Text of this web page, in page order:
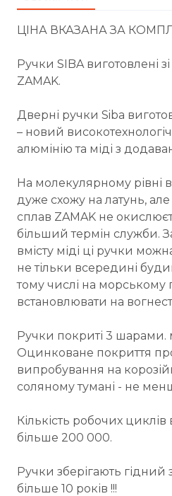
ЦІНА ВКАЗАНА ЗА
Ручки SIBA виготовлені
ZAMAK.
Дверні ручки Siba
– новий
алюмінію та міді з
На молекулярному рівні
дуже схожу на латунь,
сплав ZAMAK не
більший термін служби.
вмісту міді ці ручки
не тільки всередині
тому числі на морському
встановлювати на
Ручки покриті 3 шарами.
Оцинковане покриття
випробування на
соляному тумані - не
Кількість робочих циклів
більше 200 000.
Ручки зберігають гідний
більше 10 років !!!